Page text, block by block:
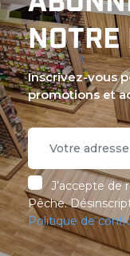
NOTRE
Inscrivez-vous
promotions et
J’accepte de
Pêche.
Politique de